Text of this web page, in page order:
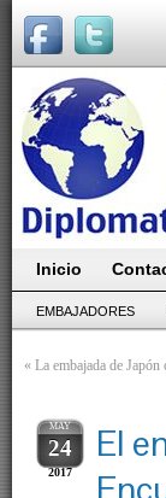
Inicio
EMBAJADORES
« La embajada de
MAY
24
2017
El